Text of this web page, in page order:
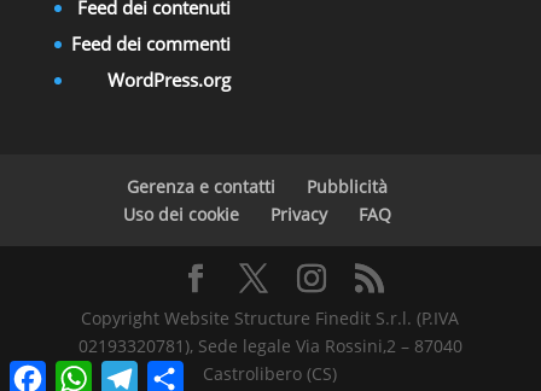
Feed dei contenuti
Feed dei commenti
WordPress.org
Gerenza e contatti
Pubblicità
Uso dei cookie
Privacy FAQ
Copyright Website Structure Finedit S.r.l. (P.IVA
02193320781), Sede legale Via Rossini,2 – 87040
Castrolibero (CS)
FacebookWhatsAppTelegramCondividi